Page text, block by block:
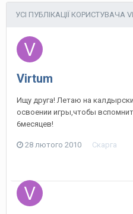
УСІ ПУБЛІКАЦІЇ КОРИСТУВАЧА
Virtum
Ищу друга! Летаю на
освоении игры,чтобы
6месяцев!
28 лютого 2010 Скарга